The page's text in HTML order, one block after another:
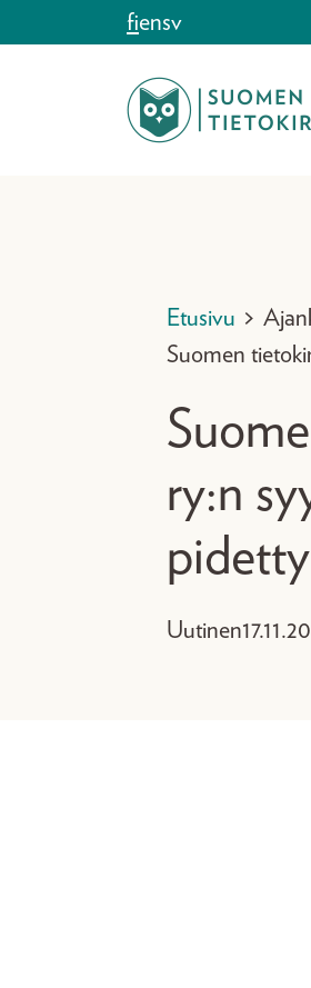
Siirry sisältöönfiensv
Etusivu >
Suomen
ry:n
pidetty
Uutinen